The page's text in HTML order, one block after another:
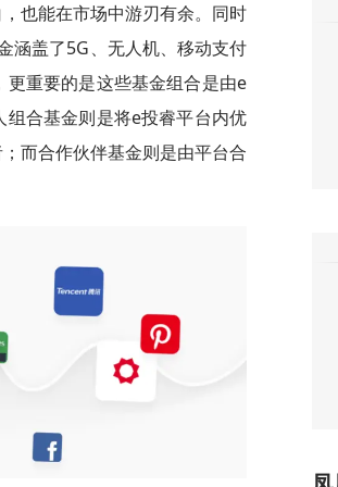
也能在市场中游刃有余。同时
涵盖了5G、无人机、移动支付
重要的是这些基金组合是由e
合基金则是将e投睿平台内优
而合作伙伴基金则是由平台合